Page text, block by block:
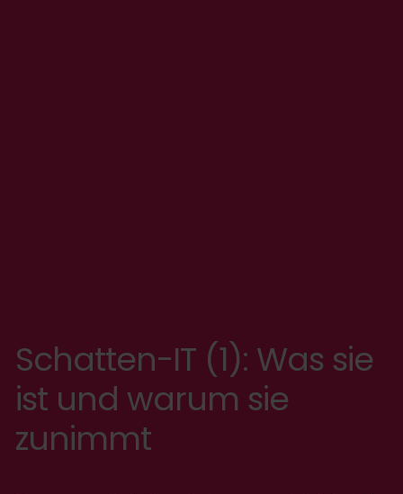
Schatten-IT (1): Was sie
ist und warum sie
zunimmt